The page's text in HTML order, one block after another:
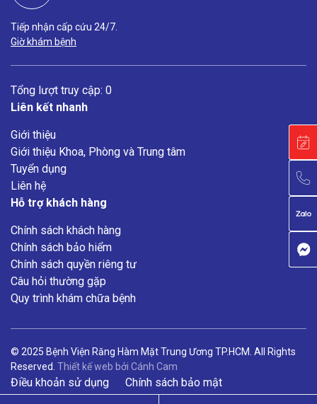
Tiếp nhận cấp cứu 24/7.
Giờ khám bệnh
Tổng lượt truy cập: 0
Liên kết nhanh
Giới thiệu
Giới thiệu Khoa, Phòng và Trung tâm
Tuyển dụng
Liên hệ
Hỗ trợ khách hàng
Chính sách khách hàng
Chính sách bảo hiểm
Chính sách quyền riêng tư
Câu hỏi thường gặp
Quy trình khám chữa bệnh
© 2025 Bệnh Viện Răng Hàm Mặt Trung Ương TP.HCM. All Rights
Reserved. Thiết kế web bởi Cánh Cam
Điều khoản sử dụng Chính sách bảo mật